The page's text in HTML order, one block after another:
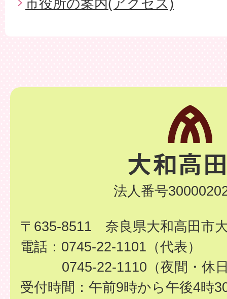
市役所の案内(アクセス)
法人番号
〒635-8511 奈良県大和高田市
電話：0745-22-1101（代表）
0745-22-1110（夜間・休
受付時間：午前9時から午後4時